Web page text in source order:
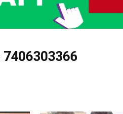
7406303366